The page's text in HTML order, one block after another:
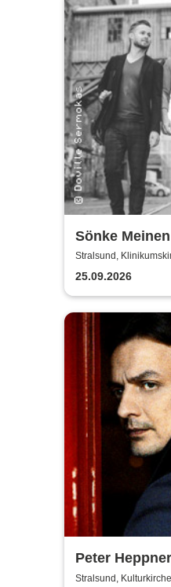
Sönke
Wiechert |
Stralsund,
25.09.2026
Peter
Akustik Tour
Stralsund,